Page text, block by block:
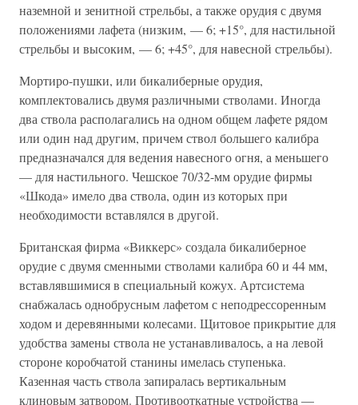
наземной и зенитной стрельбы, а также орудия с двумя
положениями лафета (низким, — 6; +15°, для настильной
стрельбы и высоким, — 6; +45°, для навесной стрельбы).
Мортиро-пушки, или бикалиберные орудия,
комплектовались двумя различными стволами. Иногда
два ствола располагались на одном общем лафете рядом
или один над другим, причем ствол большего калибра
предназначался для ведения навесного огня, а меньшего
— для настильного. Чешское 70/32-мм орудие фирмы
«Шкода» имело два ствола, один из которых при
необходимости вставлялся в другой.
Британская фирма «Виккерс» создала бикалиберное
орудие с двумя сменными стволами калибра 60 и 44 мм,
вставлявшимися в специальный кожух. Артсистема
снабжалась однобрусным лафетом с неподрессоренным
ходом и деревянными колесами. Щитовое прикрытие для
удобства замены ствола не устанавливалось, а на левой
стороне коробчатой станины имелась ступенька.
Казенная часть ствола запиралась вертикальным
клиновым затвором. Противооткатные устройства —